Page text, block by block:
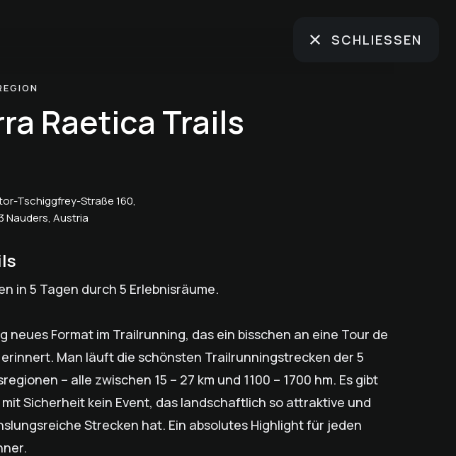
SCHLIESSEN
Raetica Trails
Tschiggfrey-Straße 160,
Nauders, Austria
in 5 Tagen durch 5 Erlebnisräume.
neues Format im Trailrunning, das ein bisschen an eine Tour de
Man läuft die schönsten Trailrunningstrecken der 5
– alle zwischen 15 – 27 km und 1100 – 1700 hm. Es gibt
mit Sicherheit kein Event, das landschaftlich so attraktive und
Strecken hat. Ein absolutes Highlight für jeden